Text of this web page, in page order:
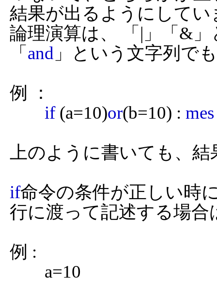
結果が出るようにしてい
論理演算は、 「|」「&
「 and 」という文字列で
例 ：
if (a=10)or(b=10) : mes
上のように書いても、
if命令の条件が正しい時
行に渡って記述する場合
例 :